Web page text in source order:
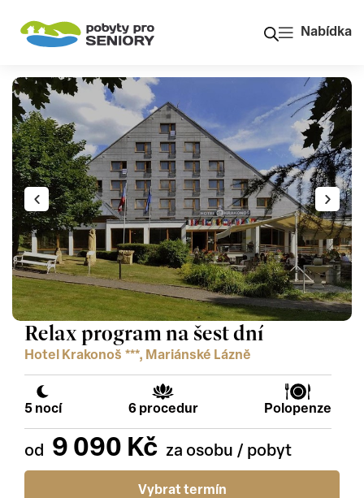
Nabídka
Relax program na šest dní
Hotel Krakonoš ***, Mariánské Lázně
5 nocí 6 procedur Polopenze
9 090 Kč
Vybrat termín